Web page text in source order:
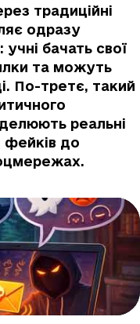
традиційні
одразу
бачать свої
та можуть
По-третє, такий
реальні
фейків до